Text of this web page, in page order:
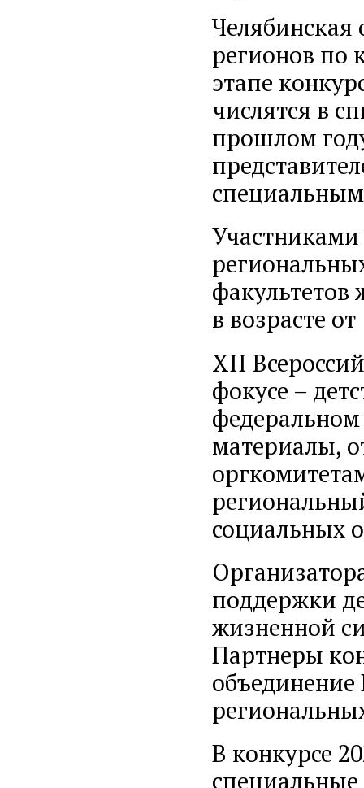
Челябинская
регионов по
этапе
числятся в
прошлом
Участниками
в возрасте
XII
фокусе –
материалы,
социальных
поддержки
жизненной
Партнеры
В конкурсе